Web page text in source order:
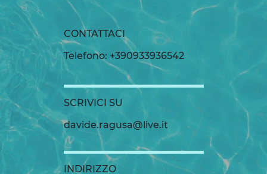
CONTATTACI
Telefono: +390933936542
SCRIVICI SU
davide.ragusa@live.it
INDIRIZZO